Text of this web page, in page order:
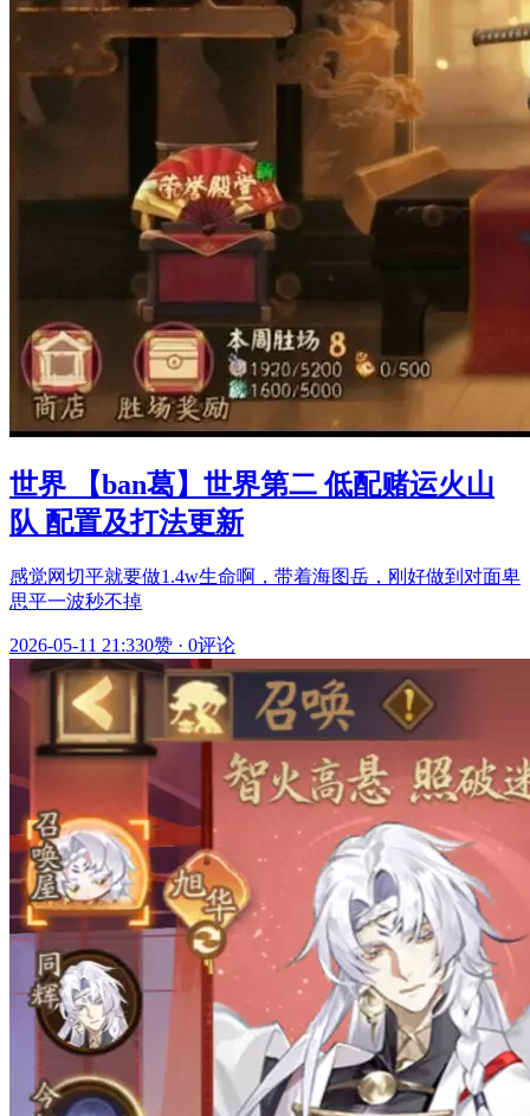
世界 【ban葛】世界第二 低配赌运火山
队 配置及打法更新
感觉网切平就要做1.4w生命啊，带着海图岳，刚好做到对面卑
思平一波秒不掉
2026-05-11 21:330赞 · 0评论